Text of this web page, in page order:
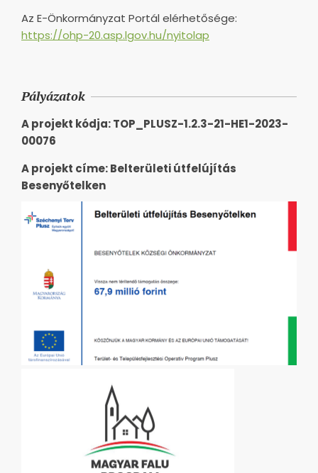
Az E-Önkormányzat Portál elérhetősége:
https://ohp-20.asp.lgov.hu/nyitolap
Pályázatok
A projekt kódja: TOP_PLUSZ-1.2.3-21-HE1-2023-
00076
A projekt címe: Belterületi útfelújítás
Besenyőtelken